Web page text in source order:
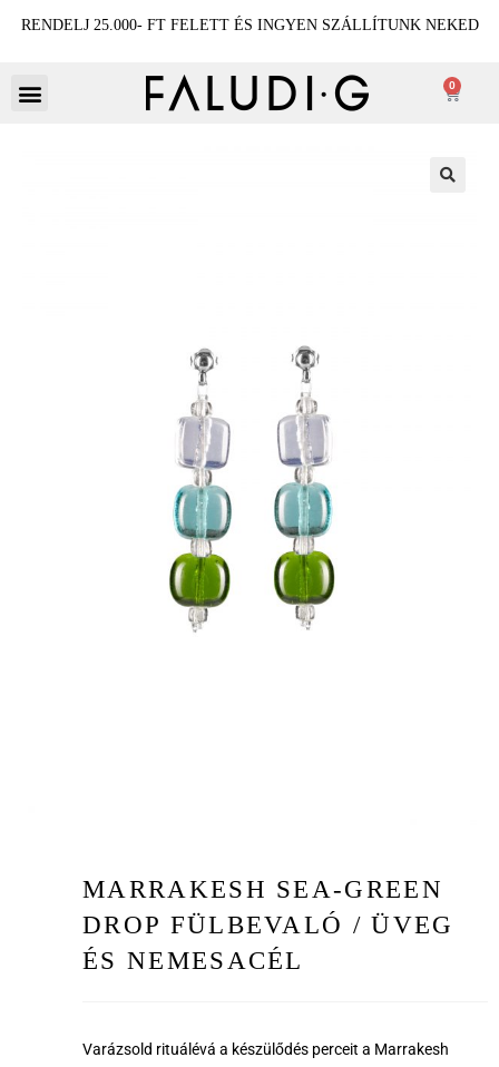
RENDELJ 25.000- FT FELETT ÉS INGYEN SZÁLLÍTUNK NEKED
0
MARRAKESH SEA-GREEN
DROP FÜLBEVALÓ / ÜVEG
ÉS NEMESACÉL
Varázsold rituálévá a készülődés perceit a Marrakesh